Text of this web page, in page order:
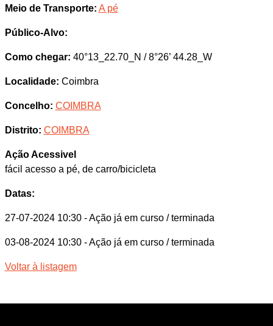
Meio de Transporte: A pé
Público-Alvo:
Como chegar: 40°13_22.70_N / 8°26’ 44.28_W
Localidade: Coimbra
Concelho: COIMBRA
Distrito: COIMBRA
Ação Acessivel
fácil acesso a pé, de carro/bicicleta
Datas:
27-07-2024 10:30 - Ação já em curso / terminada
03-08-2024 10:30 - Ação já em curso / terminada
Voltar à listagem